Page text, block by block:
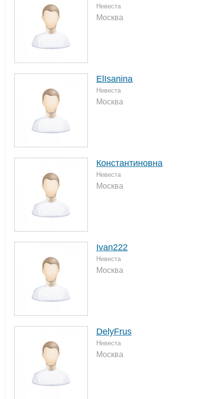
Невеста
Москва
ElIsanina
Невеста
Москва
Константиновна
Невеста
Москва
Ivan222
Невеста
Москва
DelyFrus
Невеста
Москва